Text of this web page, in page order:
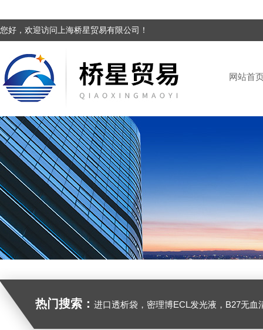
您好，欢迎访问上海桥星贸易有限公司！
网站首
热门搜索： 进口透析袋，密理博ECL发光液，B27无血清培养基，N2培养基，紫外酶标板，Gibco胶原酶，